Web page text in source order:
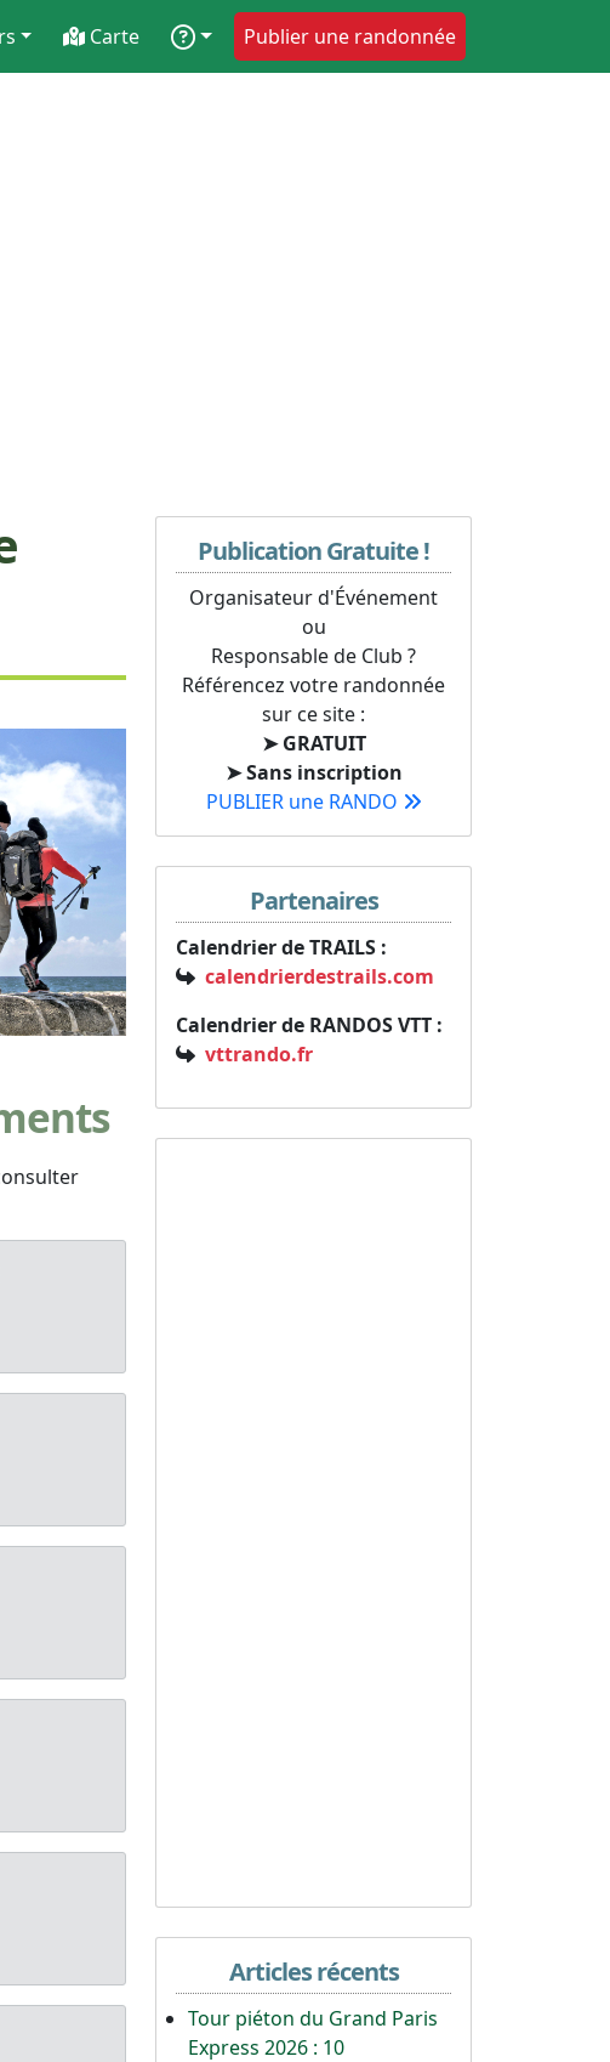
Carte Publier une randonnée
Publication Gratuite !
Organisateur d'Événement
ou
Responsable de Club ?
Référencez votre randonnée
sur ce site :
➤ GRATUIT
➤ Sans inscription
PUBLIER une RANDO
Partenaires
Calendrier de TRAILS :
calendrierdestrails.com
Calendrier de RANDOS VTT :
vttrando.fr
Articles récents
Tour piéton du Grand Paris
Express 2026 : 10